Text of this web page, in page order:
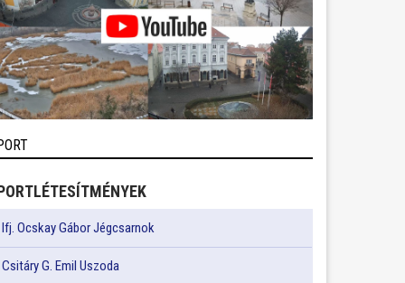
Ifj. Ocskay Gábor Jégcsarnok
Csitáry G. Emil Uszoda